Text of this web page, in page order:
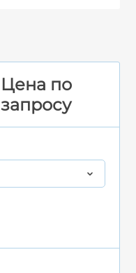
Цена по
запросу